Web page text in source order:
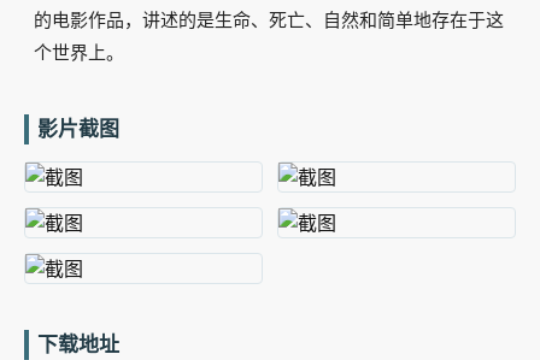
的电影作品，讲述的是生命、死亡、自然和简单地存在于这
个世界上。
影片截图
下载地址